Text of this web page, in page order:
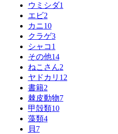
ウミシダ1
エビ2
カニ10
クラゲ3
シャコ 1
その他14
ねこさん2
ヤドカリ 12
書籍2
棘皮動物7
甲殻類10
藻類4
貝7